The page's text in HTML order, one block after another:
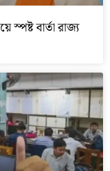
বার্তা রাজ্য